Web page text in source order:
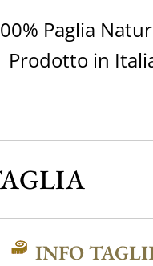
Paglia
Prodotto in
INFO